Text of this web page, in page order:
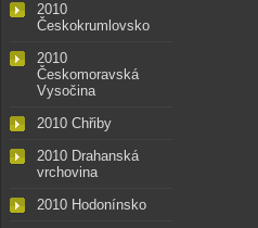
2010
Českokrumlovsko
2010
Českomoravská
Vysočina
2010 Chřiby
2010 Drahanská
vrchovina
2010 Hodonínsko